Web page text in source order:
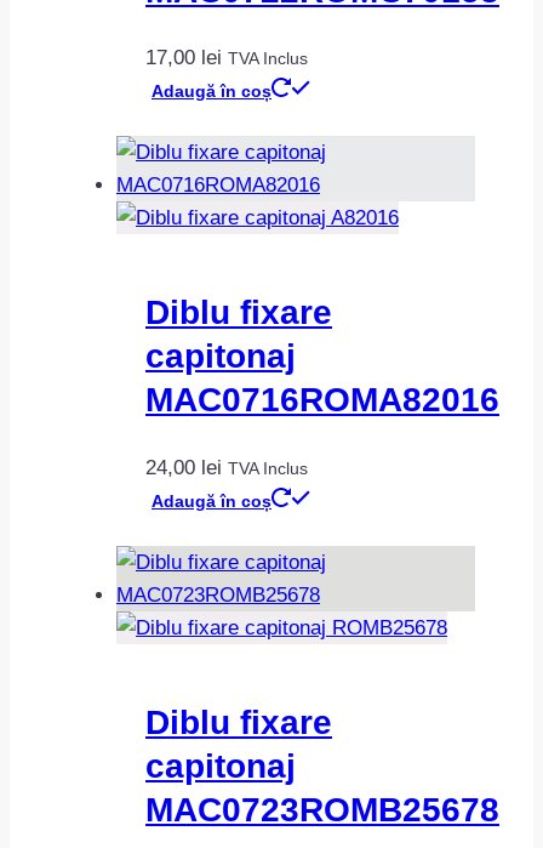
17,00 lei TVA Inclus
Adaugă în coș
Diblu fixare
capitonaj
MAC0716ROMA82016
24,00 lei TVA Inclus
Adaugă în coș
Diblu fixare
capitonaj
MAC0723ROMB25678